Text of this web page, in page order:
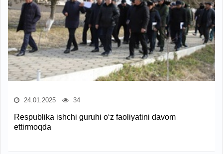
24.01.2025 34
Respublika ishchi guruhi o‘z faoliyatini davom
ettirmoqda